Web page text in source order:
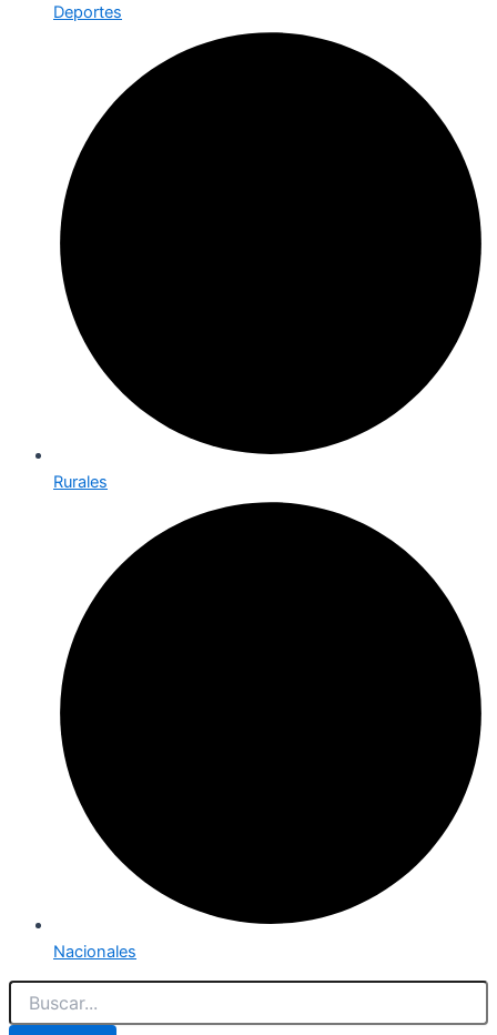
Deportes
Rurales
Nacionales